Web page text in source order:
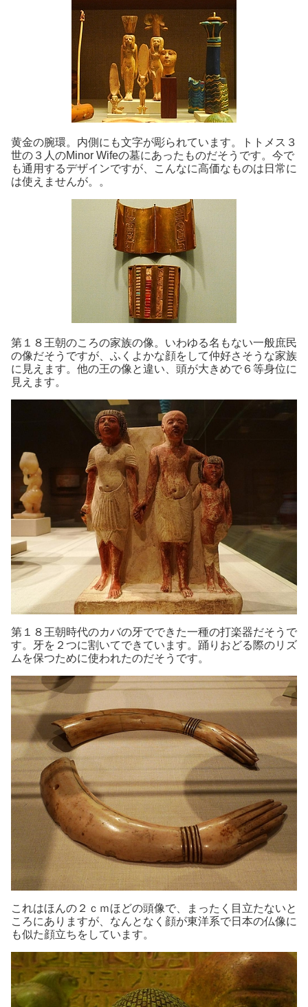
黄金の腕環。内側にも文字が彫られています。トトメス３
世の３人のMinor Wifeの墓にあったものだそうです。今で
も通用するデザインですが、こんなに高価なものは日常に
は使えませんが。。
第１８王朝のころの家族の像。いわゆる名もない一般庶民
の像だそうですが、ふくよかな顔をして仲好さそうな家族
に見えます。他の王の像と違い、頭が大きめで６等身位に
見えます。
第１８王朝時代のカバの牙でできた一種の打楽器だそうで
す。牙を２つに割いてできています。踊りおどる際のリズ
ムを保つために使われたのだそうです。
これはほんの２ｃｍほどの頭像で、まったく目立たないと
ころにありますが、なんとなく顔が東洋系で日本の仏像に
も似た顔立ちをしています。